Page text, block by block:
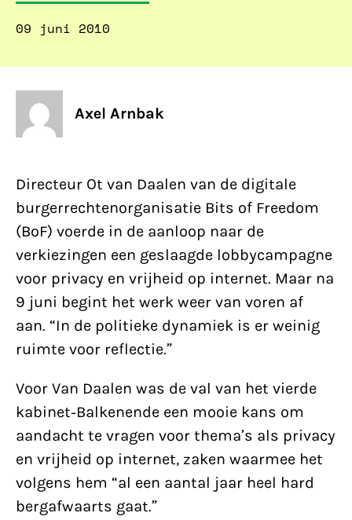
09 juni 2010
Axel Arnbak
Directeur Ot van Daalen van de digitale
burgerrechtenorganisatie Bits of Freedom
(BoF) voerde in de aanloop naar de
verkiezingen een geslaagde lobbycampagne
voor privacy en vrijheid op internet. Maar na
9 juni begint het werk weer van voren af
aan. “In de politieke dynamiek is er weinig
ruimte voor reflectie.”
Voor Van Daalen was de val van het vierde
kabinet-Balkenende een mooie kans om
aandacht te vragen voor thema’s als privacy
en vrijheid op internet, zaken waarmee het
volgens hem “al een aantal jaar heel hard
bergafwaarts gaat.”